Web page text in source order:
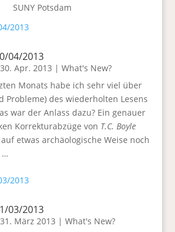
SUNY Potsdam
04/2013
30. Apr. 2013 | What's New?
Monats habe ich sehr viel über
Probleme) des wiederholten Lesens
war der Anlass dazu? Ein genauer
Korrekturabzüge von T.C. Boyle
etwas archäologische Weise noch
…
03/2013
31. März 2013 | What's New?